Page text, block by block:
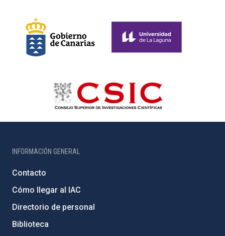
INFORMACIÓN GENERAL
Contacto
Cómo llegar al IAC
Directorio de personal
Biblioteca